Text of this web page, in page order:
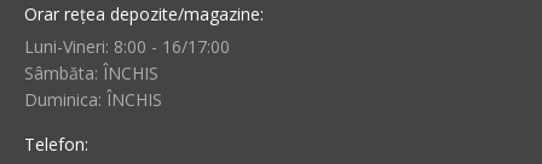
Orar rețea depozite/magazine:
Luni-Vineri: 8:00 - 16/17:00
Sâmbăta: ÎNCHIS
Duminica: ÎNCHIS
Telefon: